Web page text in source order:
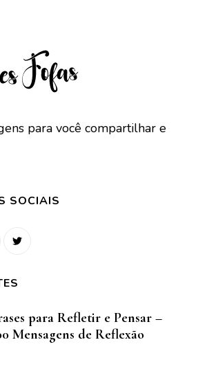
para você compartilhar e
SOCIAIS
para Refletir e Pensar –
Mensagens de Reflexão